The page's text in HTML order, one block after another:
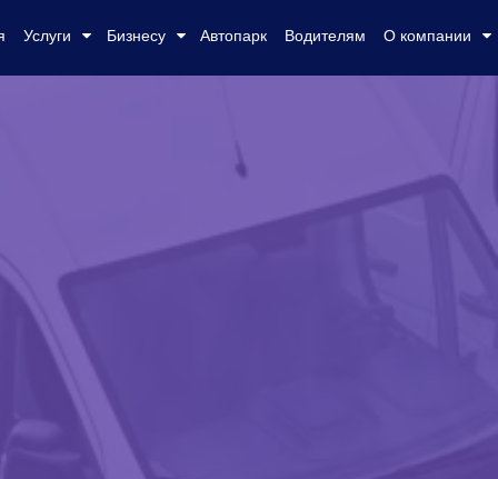
Услуги Бизнесу Автопарк Водителям О компании